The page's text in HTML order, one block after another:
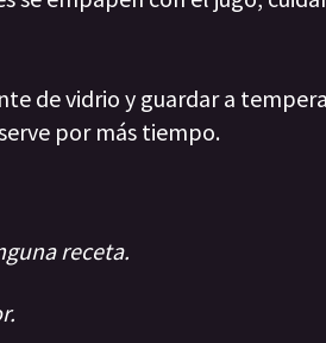
de vidrio y guardar a
por más tiempo.
receta.